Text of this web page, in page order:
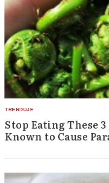
Stop Eating These
Known to Cause